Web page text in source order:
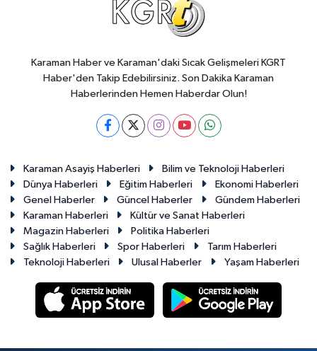
Karaman Haber ve Karaman'daki Sıcak Gelişmeleri KGRT
Haber'den Takip Edebilirsiniz. Son Dakika Karaman
Haberlerinden Hemen Haberdar Olun!
Karaman Asayiş Haberleri
Bilim ve Teknoloji Haberleri
Dünya Haberleri
Eğitim Haberleri
Ekonomi Haberleri
Genel Haberler
Güncel Haberler
Gündem Haberleri
Karaman Haberleri
Kültür ve Sanat Haberleri
Magazin Haberleri
Politika Haberleri
Sağlık Haberleri
Spor Haberleri
Tarım Haberleri
Teknoloji Haberleri
Ulusal Haberler Yaşam Haberleri